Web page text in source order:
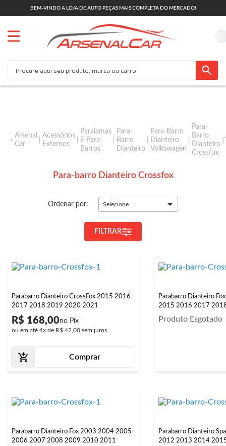
BEM-VINDO A LOJA DE AUTO PEÇAS MAIS COMPLETA DO MERCADO!
Arsenal
Car
Acessórios
Externos
Paralamas
E Para-
Barros
Para-
Barro
Dianteiro
Para-Barro
Dianteiro
Volkswagen
Para-
Barro
Dianteiro
Crossfox
Para-barro Dianteiro Crossfox
Ordenar por: Selecione
FILTRAR
Parabarro Dianteiro CrossFox 2015 2016
2017 2018 2019 2020 2021
R$ 168,00
ou em até 4x de R$ 42,00 sem juros
Comprar
Parabarro Dianteiro
2015 2016 2017
Produto Esgotado
Parabarro Dianteiro Fox 2003 2004 2005
2006 2007 2008 2009 2010 2011
Parabarro Dianteiro
2012 2013 2014